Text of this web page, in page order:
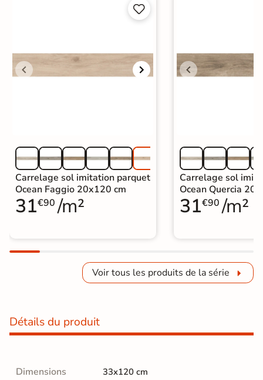


Carrelage sol imitation parquet
Ocean Faggio 20x120 cm
31€90 /m²
Carrelage sol
Ocean Quercia
31€90 /m²
Voir tous les produits de la série
Détails du produit
Dimensions 33x120 cm